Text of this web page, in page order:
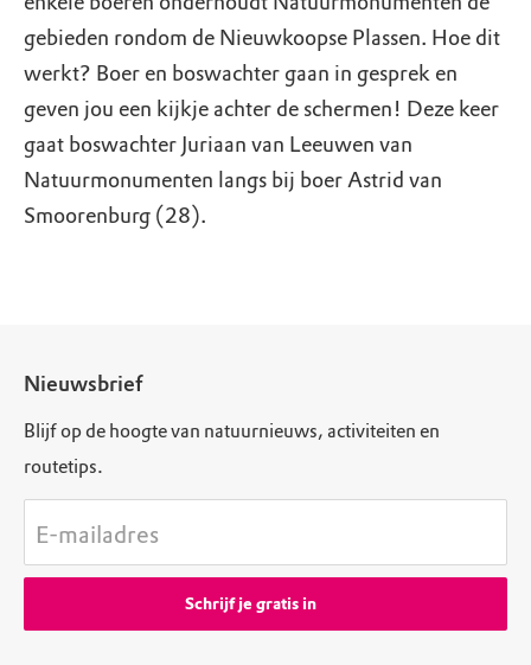
gebieden rondom de Nieuwkoopse Plassen. Hoe dit
werkt? Boer en boswachter gaan in gesprek en
geven jou een kijkje achter de schermen! Deze keer
gaat boswachter Juriaan van Leeuwen van
Natuurmonumenten langs bij boer Astrid van
Smoorenburg (28).
Nieuwsbrief
Blijf op de hoogte van natuurnieuws, activiteiten en
routetips.
E-mailadres
Schrijf je gratis in